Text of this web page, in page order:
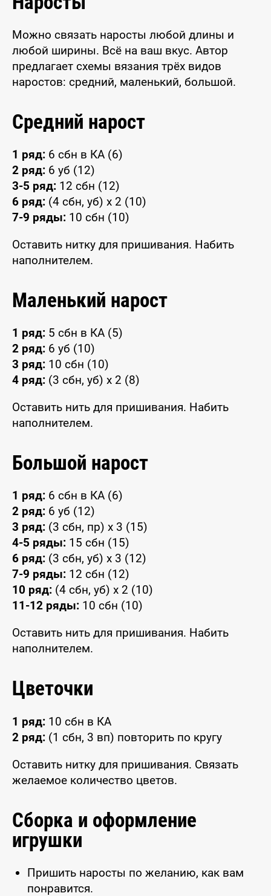
Можно связать наросты любой длины и
любой ширины. Всё на ваш вкус. Автор
предлагает схемы вязания трёх видов
наростов: средний, маленький, большой.
Средний нарост
1 ряд: 6 сбн в КА (6)
2 ряд: 6 уб (12)
3-5 ряд: 12 сбн (12)
6 ряд: (4 сбн, уб) x 2 (10)
7-9 ряды: 10 сбн (10)
Оставить нитку для пришивания. Набить
наполнителем.
Маленький нарост
1 ряд: 5 сбн в КА (5)
2 ряд: 6 уб (10)
3 ряд: 10 сбн (10)
4 ряд: (3 сбн, уб) x 2 (8)
Оставить нить для пришивания. Набить
наполнителем.
Большой нарост
1 ряд: 6 сбн в КА (6)
2 ряд: 6 уб (12)
3 ряд: (3 сбн, пр) x 3 (15)
4-5 ряды: 15 сбн (15)
6 ряд: (3 сбн, уб) x 3 (12)
7-9 ряды: 12 сбн (12)
10 ряд: (4 сбн, уб) x 2 (10)
11-12 ряды: 10 сбн (10)
Оставить нить для пришивания. Набить
наполнителем.
Цветочки
1 ряд: 10 сбн в КА
2 ряд: (1 сбн, 3 вп) повторить по кругу
Оставить нитку для пришивания. Связать
желаемое количество цветов.
Сборка и оформление
игрушки
Пришить наросты по желанию, как вам
понравится.